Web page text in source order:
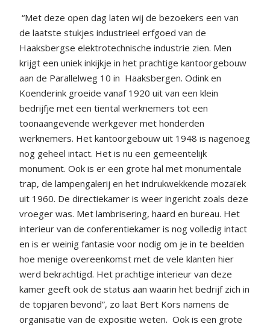
“Met deze open dag laten wij de bezoekers een van
de laatste stukjes industrieel erfgoed van de
Haaksbergse elektrotechnische industrie zien. Men
krijgt een uniek inkijkje in het prachtige kantoorgebouw
aan de Parallelweg 10 in Haaksbergen. Odink en
Koenderink groeide vanaf 1920 uit van een klein
bedrijfje met een tiental werknemers tot een
toonaangevende werkgever met honderden
werknemers. Het kantoorgebouw uit 1948 is nagenoeg
nog geheel intact. Het is nu een gemeentelijk
monument. Ook is er een grote hal met monumentale
trap, de lampengalerij en het indrukwekkende mozaïek
uit 1960. De directiekamer is weer ingericht zoals deze
vroeger was. Met lambrisering, haard en bureau. Het
interieur van de conferentiekamer is nog volledig intact
en is er weinig fantasie voor nodig om je in te beelden
hoe menige overeenkomst met de vele klanten hier
werd bekrachtigd. Het prachtige interieur van deze
kamer geeft ook de status aan waarin het bedrijf zich in
de topjaren bevond”, zo laat Bert Kors namens de
organisatie van de expositie weten. Ook is een grote